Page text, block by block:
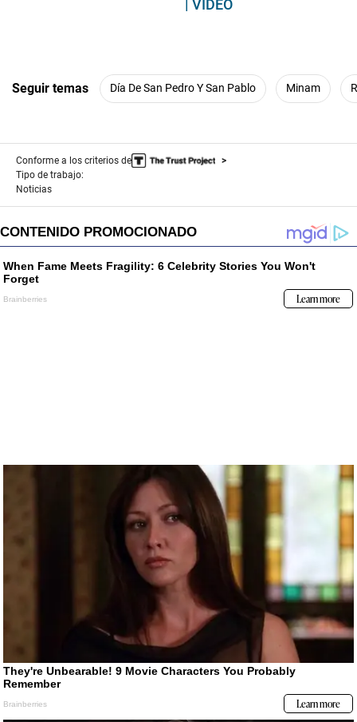
| VIDEO
Seguir temas Día De San Pedro Y San Pablo Minam
Conforme a los criterios de
Tipo de trabajo:
Noticias